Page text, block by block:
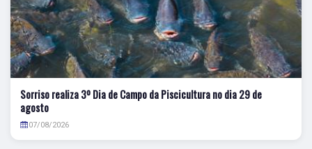
Sorriso realiza 3º Dia de Campo da Piscicultura no dia 29 de
agosto
07/08/2026